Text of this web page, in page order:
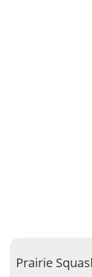
Prairie